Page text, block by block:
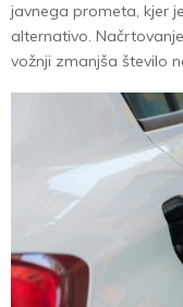
javnega prometa, kjer
alternativo.
vožnji zmanjša število